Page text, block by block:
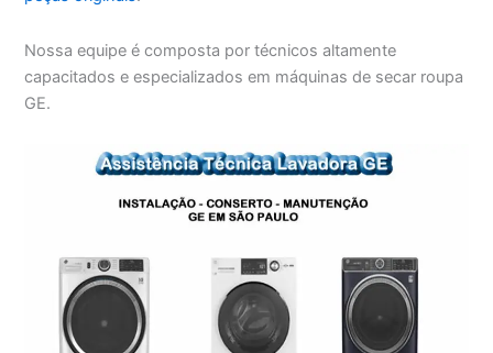
Nossa equipe é composta por técnicos altamente
capacitados e especializados em máquinas de secar roupa
GE.